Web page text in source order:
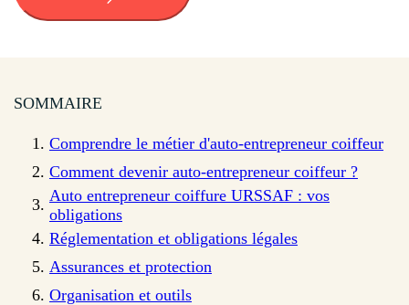
SOMMAIRE
Comprendre le métier d'auto-entrepreneur coiffeur
Comment devenir auto-entrepreneur coiffeur ?
Auto entrepreneur coiffure URSSAF : vos
obligations
Réglementation et obligations légales
Assurances et protection
Organisation et outils